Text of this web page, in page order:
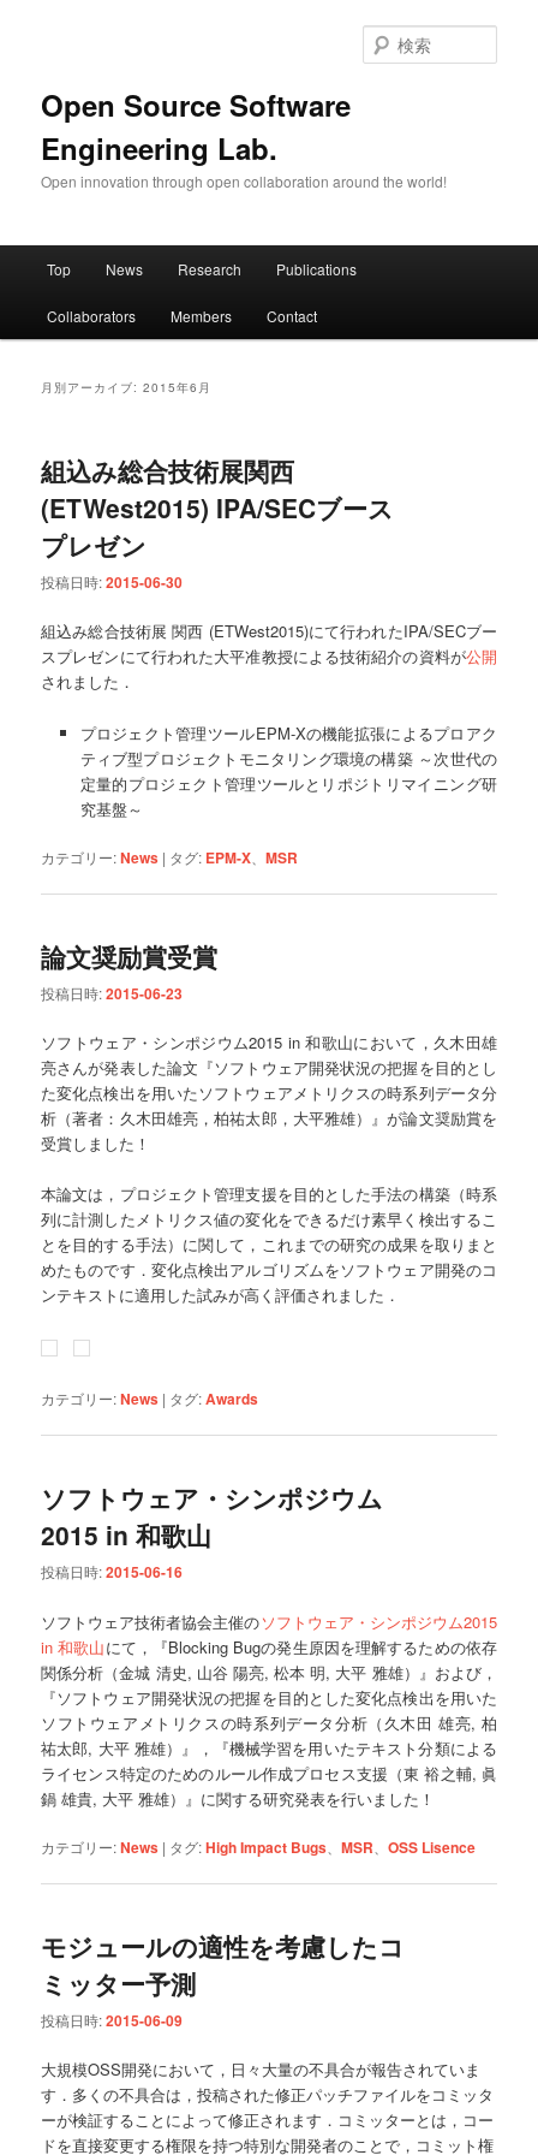
移
動
Open Source Software
Engineering Lab.
Open innovation through open collaboration around the world!
索
メ
Top News Research Publications
Collaborators Members Contact
月別アーカイブ:2015年6月
組込み総合技術展関西
(ETWest2015) IPA/SECブース
プレゼン
投稿日時:2015-06-30
組込み総合技術展 関西 (ETWest2015)にて行われたIPA/SECブー
スプレゼンにて行われた大平准教授による技術紹介の資料が公開
されました．
プロジェクト管理ツールEPM-Xの機能拡張によるプロアク
ティブ型プロジェクトモニタリング環境の構築 ～次世代の
定量的プロジェクト管理ツールとリポジトリマイニング研
究基盤～
カテゴリー:News | タグ: EPM-X 、MSR
論文奨励賞受賞
投稿日時:2015-06-23
ソフトウェア・シンポジウム2015 in 和歌山において，久木田雄
亮さんが発表した論文『ソフトウェア開発状況の把握を目的とし
た変化点検出を用いたソフトウェアメトリクスの時系列データ分
析（著者：久木田雄亮，柏祐太郎，大平雅雄）』が論文奨励賞を
受賞しました！
本論文は，プロジェクト管理支援を目的とした手法の構築（時系
列に計測したメトリクス値の変化をできるだけ素早く検出するこ
とを目的する手法）に関して，これまでの研究の成果を取りまと
めたものです．変化点検出アルゴリズムをソフトウェア開発のコ
ンテキストに適用した試みが高く評価されました．
カテゴリー:News | タグ:Awards
ソフトウェア・シンポジウム
2015 in 和歌山
投稿日時:2015-06-16
ソフトウェア技術者協会主催のソフトウェア・シンポジウム2015
in 和歌山にて，『Blocking Bugの発生原因を理解するための依存
関係分析（金城 清史, 山谷 陽亮, 松本 明, 大平 雅雄）』および，
『ソフトウェア開発状況の把握を目的とした変化点検出を用いた
ソフトウェアメトリクスの時系列データ分析（久木田 雄亮, 柏
祐太郎, 大平 雅雄）』，『機械学習を用いたテキスト分類による
ライセンス特定のためのルール作成プロセス支援（東 裕之輔, 眞
鍋 雄貴, 大平 雅雄）』に関する研究発表を行いました！
カテゴリー:News | タグ:High Impact Bugs 、MSR 、OSS Lisence
モジュールの適性を考慮したコ
ミッター予測
投稿日時:2015-06-09
大規模OSS開発において，日々大量の不具合が報告されていま
す．多くの不具合は，投稿された修正パッチファイルをコミッタ
ーが検証することによって修正されます．コミッターとは，コー
ドを直接変更する権限を持つ特別な開発者のことで，コミット権